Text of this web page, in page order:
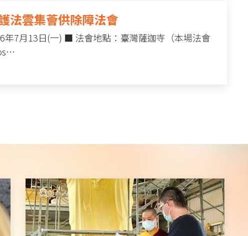
法雲集薈供除障法會
7月13日(一) ■ 法會地點：臺灣薩迦寺（本場法會